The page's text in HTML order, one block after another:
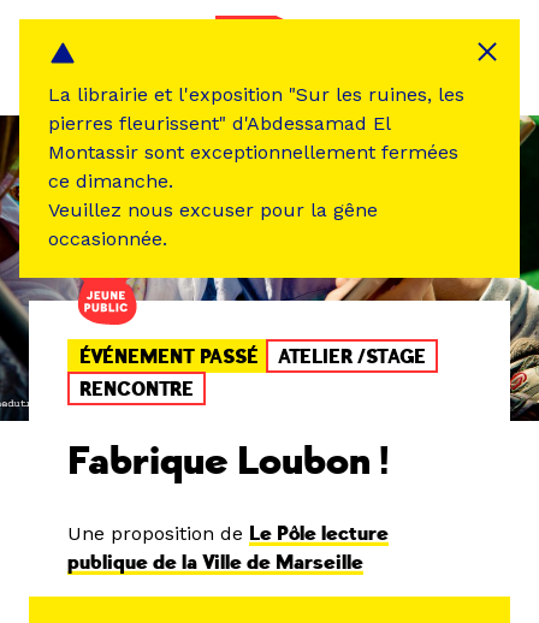
ÉVÉNEMENT PASSÉ
ATELIER /STAGE
RENCONTRE
Fabrique Loubon !
Une proposition de Le Pôle lecture
publique de la Ville de Marseille
La librairie et l'exposition "Sur les ruines, les
pierres fleurissent" d'Abdessamad El
Montassir sont exceptionnellement fermées
ce dimanche.
Veuillez nous excuser pour la gêne
occasionnée.
Panneau de gestion des cookies